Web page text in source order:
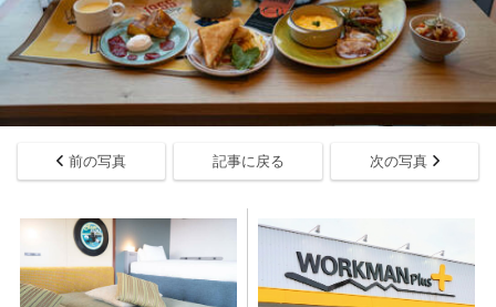
前の写真 記事に戻る 次の写真